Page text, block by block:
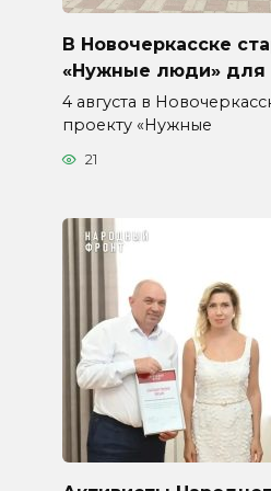
В Новочеркасске
«Нужные люди» для
4 августа в
проекту «Нужные
21